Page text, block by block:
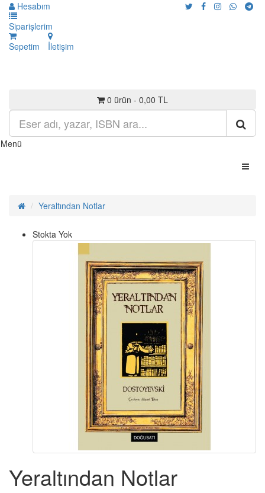
Hesabım
Siparişlerim
Sepetim
İletişim
0 ürün - 0,00 TL
Menü
Yeraltından Notlar
Stokta Yok
Yeraltından Notlar